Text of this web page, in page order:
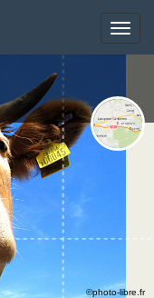
Toggle
©photo-libre.fr
Toggle